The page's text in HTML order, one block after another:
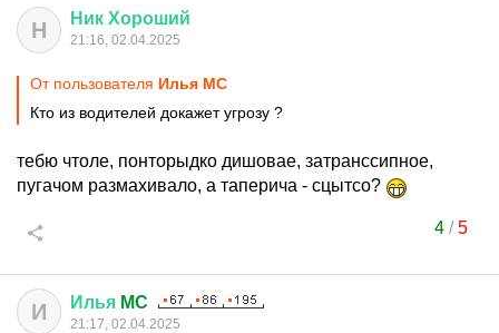
Н Ник Хороший
21:16, 02.04.2025
От пользователя Илья MC
Кто из водителей докажет угрозу ?
тебю чтоле, понторыдко дишовае, затранссипное,
пугачом размахивало, а таперича - сцытсо?
4/5
И Илья MC
21:17, 02.04.2025